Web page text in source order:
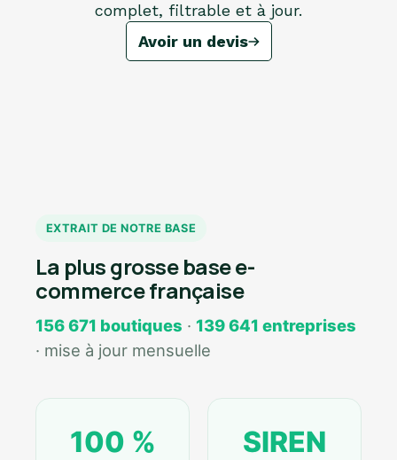
complet, filtrable et à jour.
Avoir un devis
EXTRAIT DE NOTRE BASE
La plus grosse base e-
commerce française
156 671 boutiques · 139 641 entreprises
· mise à jour mensuelle
100 % SIREN